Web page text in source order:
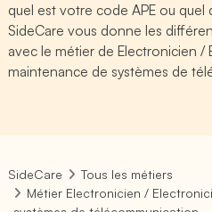
quel est votre code APE ou
SideCare vous donne les
avec le métier de Electronicien /
maintenance de systèmes de
SideCare
Tous les métiers
Métier Electronicien /